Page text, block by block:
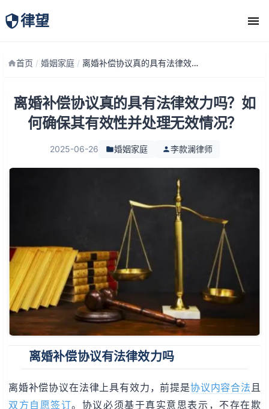
律望
律师团队
首页 / 婚姻家庭 / 离婚补偿协议真的具有法律效力吗？如何确保其有效性并处理无效情况？
离婚补偿协议真的具有法律效力吗？如
何确保其有效性并处理无效情况？
2025-06-26 婚姻家庭 李款澜律师
离婚补偿协议有法律效力吗
离婚补偿协议在法律上具有效力，前提是协议内容合法 且
双方自愿签订。协议必须基于真实意思表示，不存在欺